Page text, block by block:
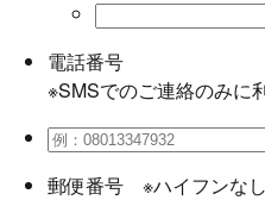
電話番号
※SMSでのご連絡のみに
郵便番号 ※ハイフンな